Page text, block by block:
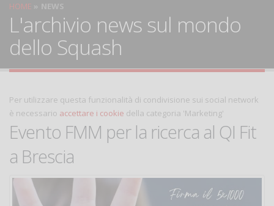
HOME NEWS
L'archivio news sul mondo
dello Squash
Per utilizzare questa funzionalità di condivisione sui social network
è necessario accettare i cookie della categoria 'Marketing'
Evento FMM per la ricerca al QI Fit
a Brescia